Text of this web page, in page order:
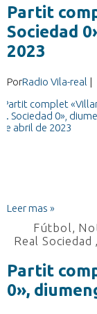
Partit
Sociedad
2023
PorRadio Vila-real |
Leer mas »
Fútbol,
Real Sociedad ,
Partit
0»,